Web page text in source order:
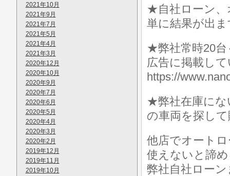
2021年10月
2021年9月
2021年7月
2021年5月
2021年4月
2021年3月
2020年12月
2020年10月
2020年9月
2020年7月
2020年6月
2020年5月
2020年4月
2020年3月
2020年2月
2019年12月
2019年11月
2019年10月
★自社ローン、
単に結果が出
★弊社常時20台
広告に掲載し
https://
★弊社在庫にな
の車両を探し
他店でオート
使えないと諦
弊社自社ロー